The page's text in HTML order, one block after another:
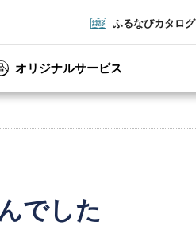
ふるなびカタログ
オリジナルサービス
でした